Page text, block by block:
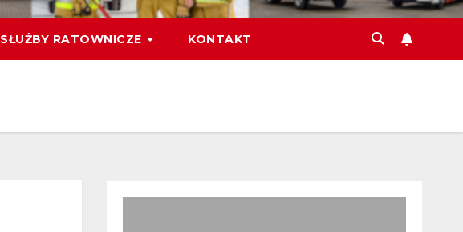
SŁUŻBY RATOWNICZE KONTAKT